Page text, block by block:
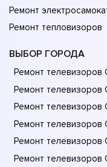
Ремонт
Ремонт тепловизоров
ВЫБОР ГОРОДА
Ремонт телевизоров
Ремонт телевизоров
Ремонт
Ремонт телевизоров
Ремонт телевизоров
Ремонт телевизоров